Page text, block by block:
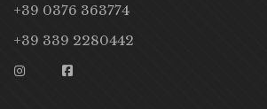
+39 0376 363774
+39 339 2280442